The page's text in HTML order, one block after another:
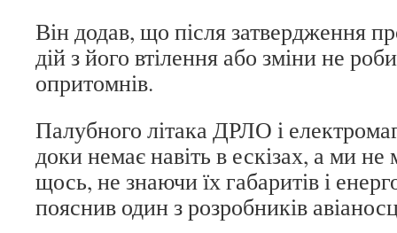
Він додав, що після затвердження
дій з його втілення або зміни не
опритомнів.
Палубного літака ДРЛО і
доки немає навіть в ескізах, а ми
щось, не знаючи їх габаритів і
пояснив один з розробників